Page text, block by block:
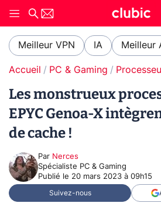
Meilleur VPN IA Meilleur
Accueil PC & Gaming
Les monstrueux
EPYC Genoa-X
de cache !
Par Nerces
Spécialiste PC & Gaming
Publié le 20 mars 2023 à 09h15
Suivez-nous